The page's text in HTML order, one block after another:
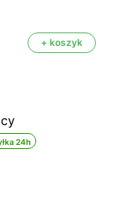
+ koszyk
24h